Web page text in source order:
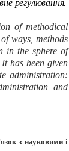
регулювання.
of methodical
ways, methods
in the sphere of
has been given
administration:
and
з науковими і